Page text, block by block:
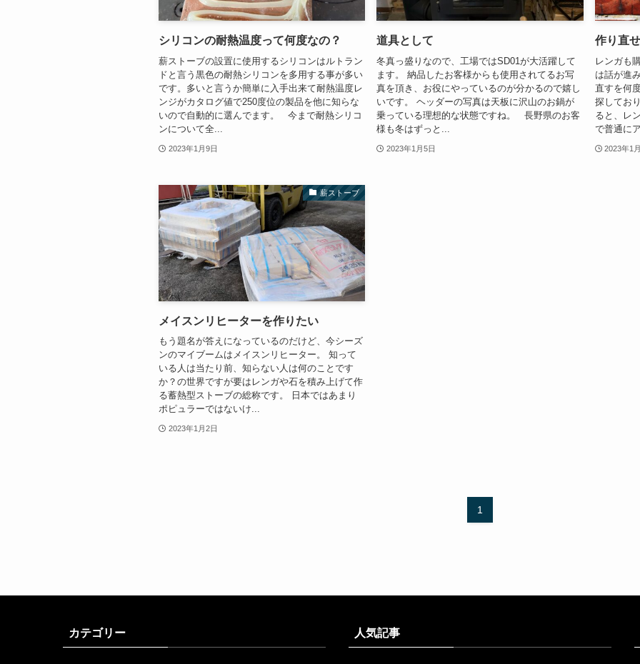
シリコンの耐熱温度って何度なの？
薪ストーブの設置に使用するシリコンはルトラン
ドと言う黒色の耐熱シリコンを多用する事が多い
です。多いと言うか簡単に入手出来て耐熱温度レ
ンジがカタログ値で250度位の製品を他に知らな
いので自動的に選んでます。 今まで耐熱シリコ
ンについて全...
2023年1月9日
道具として
冬真っ盛りなので、工場ではSD01が大活躍して
ます。 納品したお客様からも使用されてるお写
真を頂き、お役にやっているのが分かるので嬉し
いです。 ヘッダーの写真は天板に沢山のお鍋が
乗っている理想的な状態ですね。 長野県のお客
様も冬はずっと...
2023年1月5日
作り直
レンガも
は話が進
直すを何
探してお
ると、レ
で普通に
2023年1
薪ストーブ
メイスンリヒーターを作りたい
もう題名が答えになっているのだけど、今シーズ
ンのマイブームはメイスンリヒーター。 知って
いる人は当たり前、知らない人は何のことです
か？の世界ですが要はレンガや石を積み上げて作
る蓄熱型ストーブの総称です。 日本ではあまり
ポピュラーではないけ...
2023年1月2日
1
カテゴリー 人気記事